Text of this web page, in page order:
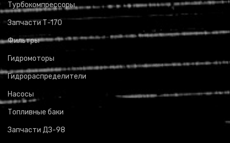
Турбокомпрессоры
Запчасти Т-170
Фильтры
Гидромоторы
Гидрораспределители
Насосы
Топливные баки
Запчасти ДЗ-98